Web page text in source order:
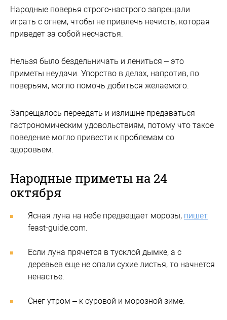
Народные поверья строго-настрого запрещали
играть с огнем, чтобы не привлечь нечисть, которая
приведет за собой несчастья.
Нельзя было бездельничать и лениться – это
приметы неудачи. Упорство в делах, напротив, по
поверьям, могло помочь добиться желаемого.
Запрещалось переедать и излишне предаваться
гастрономическим удовольствиям, потому что такое
поведение могло привести к проблемам со
здоровьем.
Народные приметы на 24
октября
Ясная луна на небе предвещает морозы, пишет
feast-guide.com.
Если луна прячется в тусклой дымке, а с
деревьев еще не опали сухие листья, то начнется
ненастье.
Снег утром – к суровой и морозной зиме.